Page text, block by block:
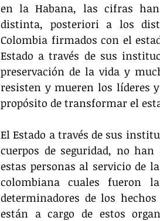
en la Habana, las cifras
distinta, posteriori a los
Colombia firmados con el
Estado a través de sus
preservación de la vida y
resisten y mueren los líderes
propósito de transformar el
El Estado a través de sus
cuerpos de seguridad, no
estas personas al servicio de
colombiana cuales fueron
determinadores de los
están a cargo de estos